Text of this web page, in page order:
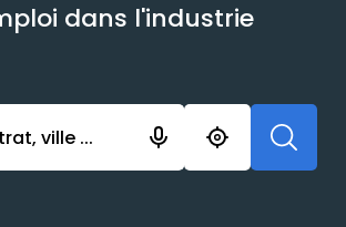
dans l'industrie
pour lancer l’enregistrement.